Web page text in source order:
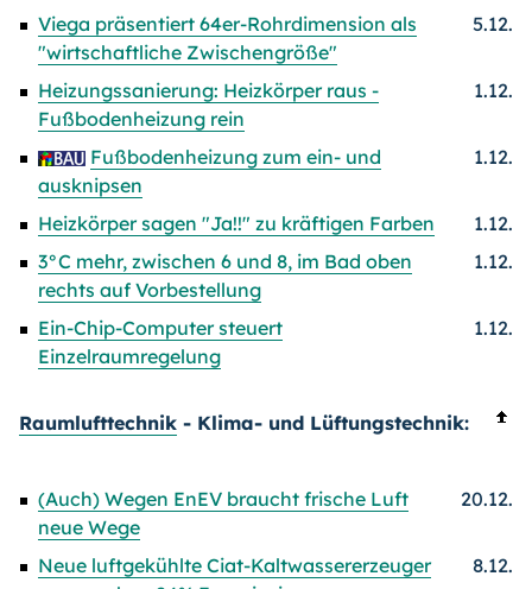
Viega präsentiert 64er-Rohrdimension als
"wirtschaftliche Zwischengröße"
5.12.
Heizungssanierung: Heizkörper raus -
Fußbodenheizung rein
1.12.
Fußbodenheizung zum ein- und
ausknipsen
1.12.
Heizkörper sagen "Ja!!" zu kräftigen Farben
1.12.
3°C mehr, zwischen 6 und 8, im Bad oben
rechts auf Vorbestellung
1.12.
Ein-Chip-Computer steuert
Einzelraumregelung
1.12.
Raumlufttechnik - Klima- und Lüftungstechnik:
(Auch) Wegen EnEV braucht frische Luft
neue Wege
20.12.
Neue luftgekühlte Ciat-Kaltwassererzeuger
8.12.